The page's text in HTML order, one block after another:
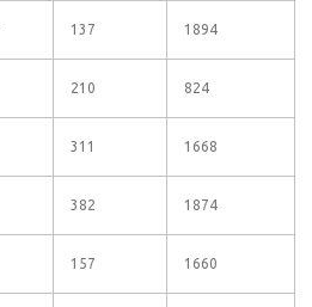
137 1894
210 824
311 1668
382 1874
157 1660